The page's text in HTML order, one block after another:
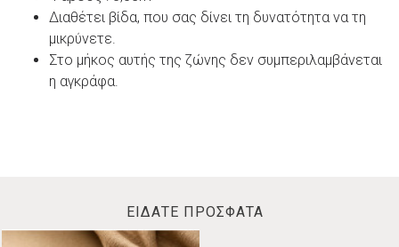
Διαθέτει βίδα, που σας δίνει τη δυνατότητα να τη
μικρύνετε.
Στο μήκος αυτής της ζώνης δεν συμπεριλαμβάνεται
η αγκράφα.
ΕΙΔΑΤΕ ΠΡΟΣΦΑΤΑ